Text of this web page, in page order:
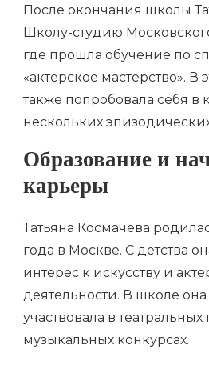
После окончания школы
Школу-студию
где прошла обучение по
«актерское мастерство». В
также попробовала себя в
нескольких
Образование и
карьеры
Татьяна Космачева
года в Москве. С детства
интерес к искусству и
деятельности. В школе она
участвовала в театральных
музыкальных конкурсах.